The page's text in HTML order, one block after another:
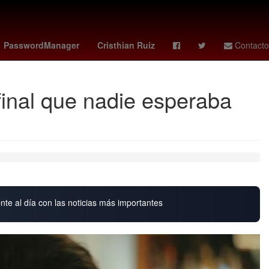
PasswordManager Cristhian Ruiz Contacto
femenil sparta rotterdam - feyenoord celtics Elliot Page
que nadie esperaba
al día con las noticias más importantes